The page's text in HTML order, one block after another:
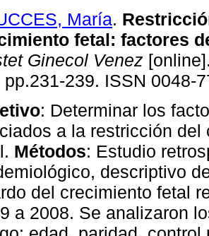
María.
fetal: factores
Ginecol Venez
pp.231-239. ISSN 0048-
: Determinar los
a la restricción del
Métodos: Estudio
descriptivo
del crecimiento fetal
a 2008. Se analizaron